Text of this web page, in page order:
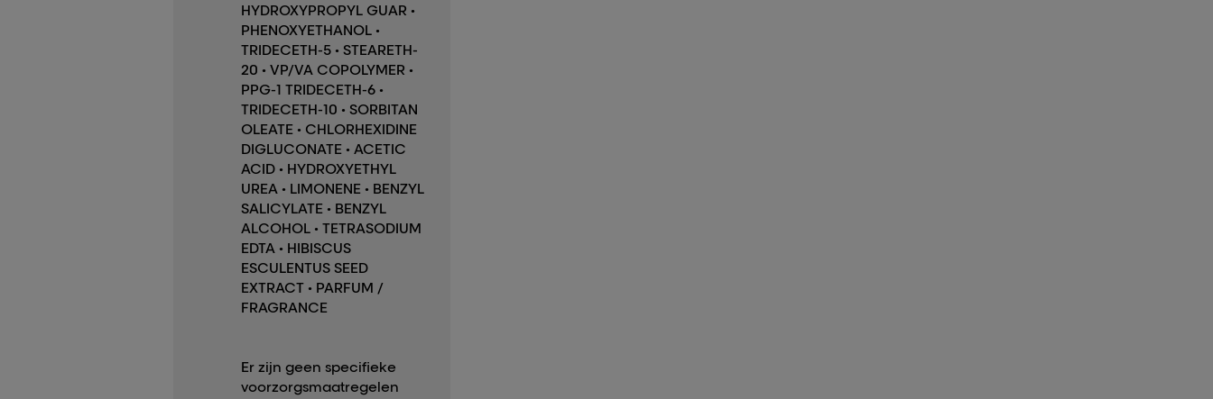
HYDROXYPROPYL GUAR •
PHENOXYETHANOL •
TRIDECETH-5 • STEARETH-
20 • VP/VA COPOLYMER •
PPG-1 TRIDECETH-6 •
TRIDECETH-10 • SORBITAN
OLEATE • CHLORHEXIDINE
DIGLUCONATE • ACETIC
ACID • HYDROXYETHYL
UREA • LIMONENE • BENZYL
SALICYLATE • BENZYL
ALCOHOL • TETRASODIUM
EDTA • HIBISCUS
ESCULENTUS SEED
EXTRACT • PARFUM /
FRAGRANCE
Er zijn geen specifieke
voorzorgsmaatregelen